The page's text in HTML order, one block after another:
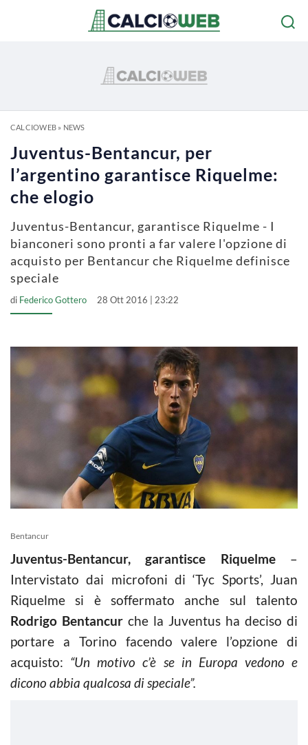
CALCIOWEB» NEWS
Juventus-Bentancur, per
l’argentino garantisce Riquelme:
che elogio
Juventus-Bentancur, garantisce Riquelme - I
bianconeri sono pronti a far valere l'opzione di
acquisto per Bentancur che Riquelme definisce
speciale
di Federico Gottero 28 Ott 2016 | 23:22
Bentancur
Juventus-Bentancur, garantisce Riquelme–
Intervistato dai microfoni di ‘Tyc Sports’, Juan
Riquelme si è soffermato anche sul talento
Rodrigo Bentancur che la Juventus ha deciso di
portare a Torino facendo valere l’opzione di
acquisto: “Un motivo c’è se in Europa vedono e
dicono abbia qualcosa di speciale”.